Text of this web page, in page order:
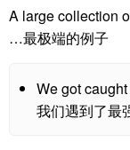
A large collection
…最极端的例子
We got
我们遇到了最